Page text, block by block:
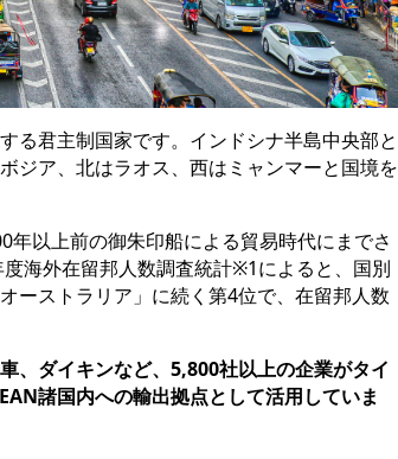
る君主制国家です。インドシナ半島中央部と
ジア、北はラオス、西はミャンマーと国境を
以上前の御朱印船による貿易時代にまでさ
海外在留邦人数調査統計※1によると、国別
ーストラリア」に続く第4位で、 在留邦人数
、ダイキンなど、5,800社以上の企業がタイ
諸国内への輸出拠点として活用していま